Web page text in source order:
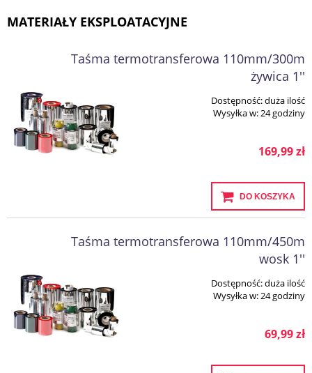
MATERIAŁY EKSPLOATACYJNE
Taśma termotransferowa 110mm/300m
żywica 1''
Dostępność:duża ilość
Wysyłka w:24 godziny
169,99 zł
DO KOSZYKA
Taśma termotransferowa 110mm/450m
wosk 1''
Dostępność:duża ilość
Wysyłka w:24 godziny
69,99 zł